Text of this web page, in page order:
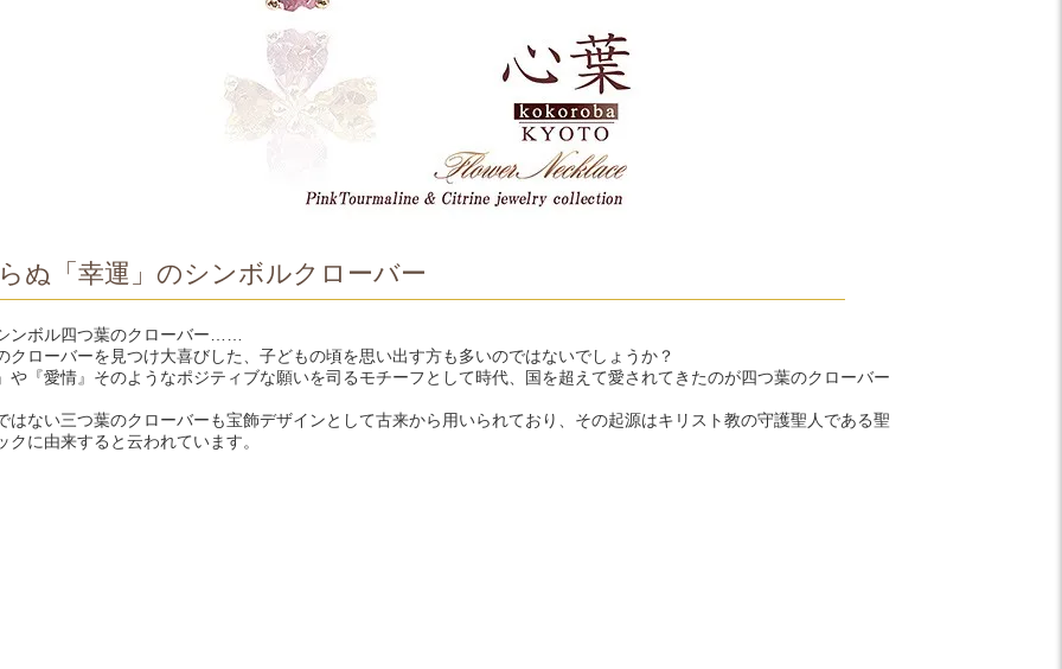
ぬ「幸運」のシンボルクローバー
ンボル四つ葉のクローバー……
クローバーを見つけ大喜びした、子どもの頃を思い出す方も多いのではないでしょうか？
や『愛情』そのようなポジティブな願いを司るモチーフとして時代、国を超えて愛されてきたのが四つ葉のクローバー
はない三つ葉のクローバーも宝飾デザインとして古来から用いられており、その起源はキリスト教の守護聖人である聖
クに由来すると云われています。